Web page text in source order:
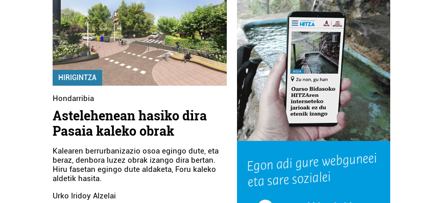
HIRIGINTZA
Hondarribia
Astelehenean hasiko dira
Pasaia kaleko obrak
Kalearen berrurbanizazio osoa egingo dute, eta
beraz, denbora luzez obrak izango dira bertan.
Hiru fasetan egingo dute aldaketa, Foru kaleko
aldetik hasita.
Urko Iridoy Alzelai